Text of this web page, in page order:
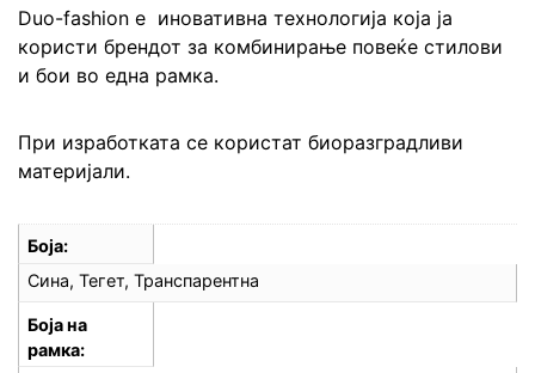
Duo-fashion е иновативна технологија која ја
користи брендот за комбинирање повеќе стилови
и бои во една рамка.
При изработката се користат биоразградливи
материјали.
Боја
Сина, Тегет, Транспарентна
Боја на
рамка